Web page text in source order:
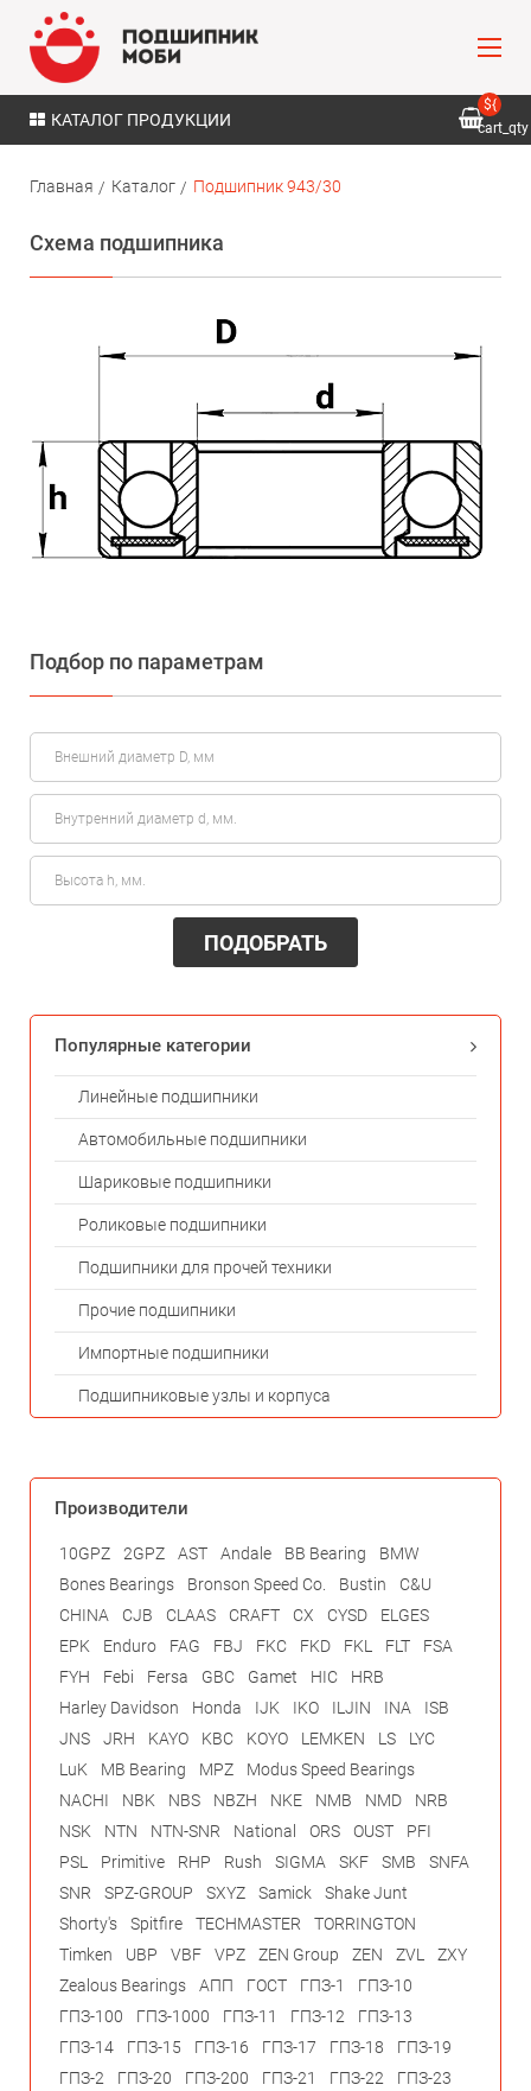
КАТАЛОГ ПРОДУКЦИИ
${
cart_qty
Главная Каталог Подшипник 943/30
Схема подшипника
Подбор по параметрам
ПОДОБРАТЬ
Популярные категории
Линейные подшипники
Автомобильные подшипники
Шариковые подшипники
Роликовые подшипники
Подшипники для прочей техники
Прочие подшипники
Импортные подшипники
Подшипниковые узлы и корпуса
Производители
10GPZ 2GPZ AST Andale BB Bearing
BMW
Bones Bearings
Bronson Speed Co. Bustin
C&U
CHINA
CJB CLAAS CRAFT CX CYSD
ELGES
EPK
Enduro FAG FBJ FKC FKD FKL FLT
FSA
FYH
Febi Fersa GBC Gamet HIC
HRB
Harley Davidson
Honda IJK IKO ILJIN INA
ISB
JNS
JRH KAYO KBC KOYO LEMKEN LS
LYC
LuK
MB Bearing MPZ
Modus Speed Bearings
NACHI
NBK NBS NBZH NKE NMB NMD
NRB
NSK
NTN NTN-SNR National ORS OUST
PFI
PSL
Primitive RHP Rush SIGMA SKF SMB
SNFA
SNR
SPZ-GROUP SXYZ Samick
Shake Junt
Shorty's
Spitfire TECHMASTER
TORRINGTON
Timken
UBP VBF VPZ ZEN Group ZEN ZVL
ZXY
Zealous Bearings
АПП ГОСТ ГПЗ-1
ГПЗ-10
ГПЗ-100
ГПЗ-1000 ГПЗ-11 ГПЗ-12
ГПЗ-13
ГПЗ-14
ГПЗ-15 ГПЗ-16 ГПЗ-17 ГПЗ-18
ГПЗ-19
ГПЗ-2
ГПЗ-20 ГПЗ-200 ГПЗ-21 ГПЗ-22
ГПЗ-23